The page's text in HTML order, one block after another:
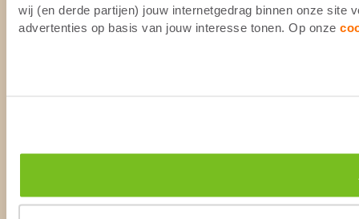
wij (en derde partijen) jouw internetgedrag binnen onze site
advertenties op basis van jouw interesse tonen. Op onze